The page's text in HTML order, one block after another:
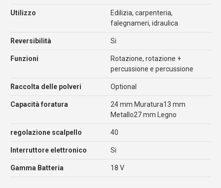
Utilizzo
Edilizia, carpenteria,
falegnameri, idraulica
Reversibilità Si
Funzioni
Rotazione, rotazione +
percussione e percussione
Raccolta delle polveri Optional
Capacità foratura
24 mm Muratura13 mm
Metallo27 mm Legno
regolazione scalpello 40
Interruttore elettronico Si
Gamma Batteria 18 V